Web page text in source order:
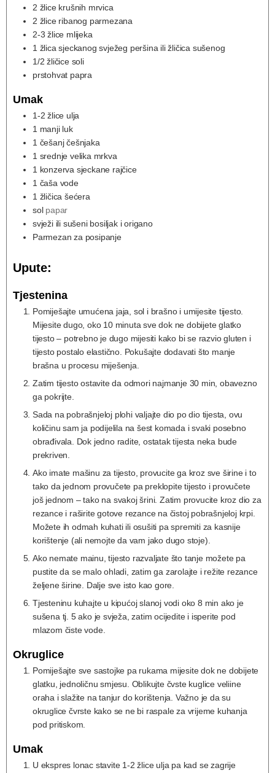
2 žlice krušnih mrvica
2 žlice ribanog parmezana
2-3 žlice mlijeka
1 žlica sjeckanog svježeg peršina ili žličica sušenog
1/2 žličice soli
prstohvat papra
Umak
1-2 žlice ulja
1 manji luk
1 češanj češnjaka
1 srednje velika mrkva
1 konzerva sjeckane rajčice
1 čaša vode
1 žličica šećera
sol papar
svježi ili sušeni bosiljak i origano
Parmezan za posipanje
Upute:
Tjestenina
Pomiješajte umućena jaja, sol i brašno i umijesite tijesto.
Mijesite dugo, oko 10 minuta sve dok ne dobijete glatko
tijesto – potrebno je dugo mijesiti kako bi se razvio gluten i
tijesto postalo elastično. Pokušajte dodavati što manje
brašna u procesu miješenja.
Zatim tijesto ostavite da odmori najmanje 30 min, obavezno
ga pokrijte.
Sada na pobrašnjeloj plohi valjajte dio po dio tijesta, ovu
količinu sam ja podijelila na šest komada i svaki posebno
obrađivala. Dok jedno radite, ostatak tijesta neka bude
prekriven.
Ako imate mašinu za tijesto, provucite ga kroz sve širine i to
tako da jednom provučete pa preklopite tijesto i provučete
još jednom – tako na svakoj šrini. Zatim provucite kroz dio za
rezance i raširite gotove rezance na čistoj pobrašnjeloj krpi.
Možete ih odmah kuhati ili osušiti pa spremiti za kasnije
korištenje (ali nemojte da vam jako dugo stoje).
Ako nemate mainu, tijesto razvaljate što tanje možete pa
pustite da se malo ohladi, zatim ga zarolajte i režite rezance
željene širine. Dalje sve isto kao gore.
Tjesteninu kuhajte u kipućoj slanoj vodi oko 8 min ako je
sušena tj. 5 ako je svježa, zatim ocijedite i isperite pod
mlazom čiste vode.
Okruglice
Pomiješajte sve sastojke pa rukama mijesite dok ne dobijete
glatku, jednoličnu smjesu. Oblikujte čvste kuglice veliine
oraha i slažite na tanjur do korištenja. Važno je da su
okruglice čvrste kako se ne bi raspale za vrijeme kuhanja
pod pritiskom.
Umak
U ekspres lonac stavite 1-2 žlice ulja pa kad se zagrije